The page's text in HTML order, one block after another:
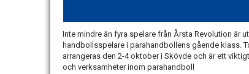
Inte mindre än fyra spelare från Årsta Revolution är
handbollsspelare i parahandbollens gående klass.
arrangeras den 2-4 oktober i Skövde och är ett
och verksamheter inom parahandboll